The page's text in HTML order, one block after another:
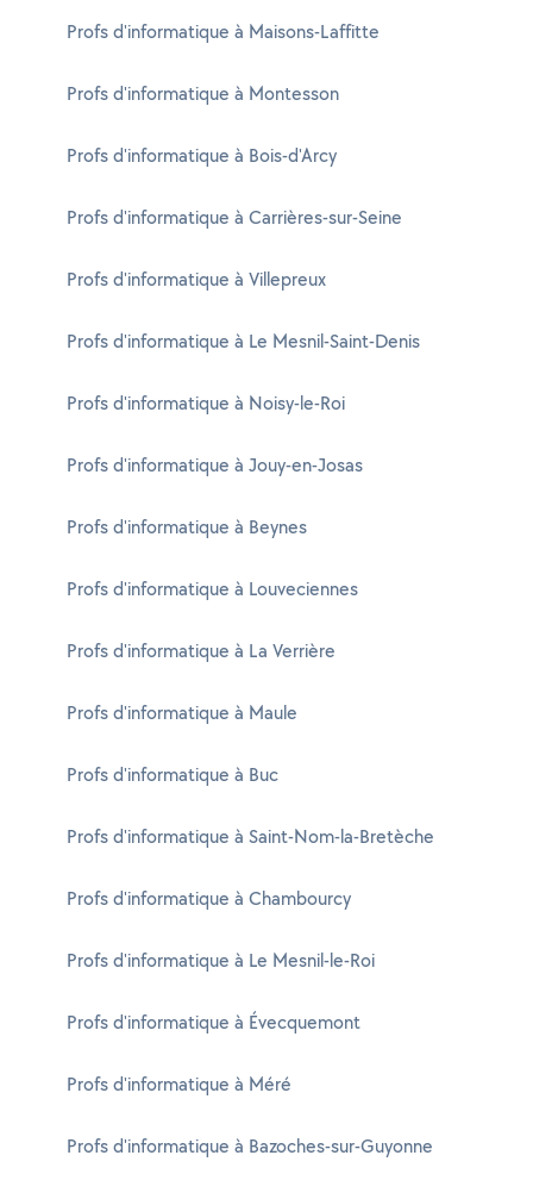
Profs d'informatique à Maisons-Laffitte
Profs d'informatique à Montesson
Profs d'informatique à Bois-d'Arcy
Profs d'informatique à Carrières-sur-Seine
Profs d'informatique à Villepreux
Profs d'informatique à Le Mesnil-Saint-Denis
Profs d'informatique à Noisy-le-Roi
Profs d'informatique à Jouy-en-Josas
Profs d'informatique à Beynes
Profs d'informatique à Louveciennes
Profs d'informatique à La Verrière
Profs d'informatique à Maule
Profs d'informatique à Buc
Profs d'informatique à Saint-Nom-la-Bretèche
Profs d'informatique à Chambourcy
Profs d'informatique à Le Mesnil-le-Roi
Profs d'informatique à Évecquemont
Profs d'informatique à Méré
Profs d'informatique à Bazoches-sur-Guyonne